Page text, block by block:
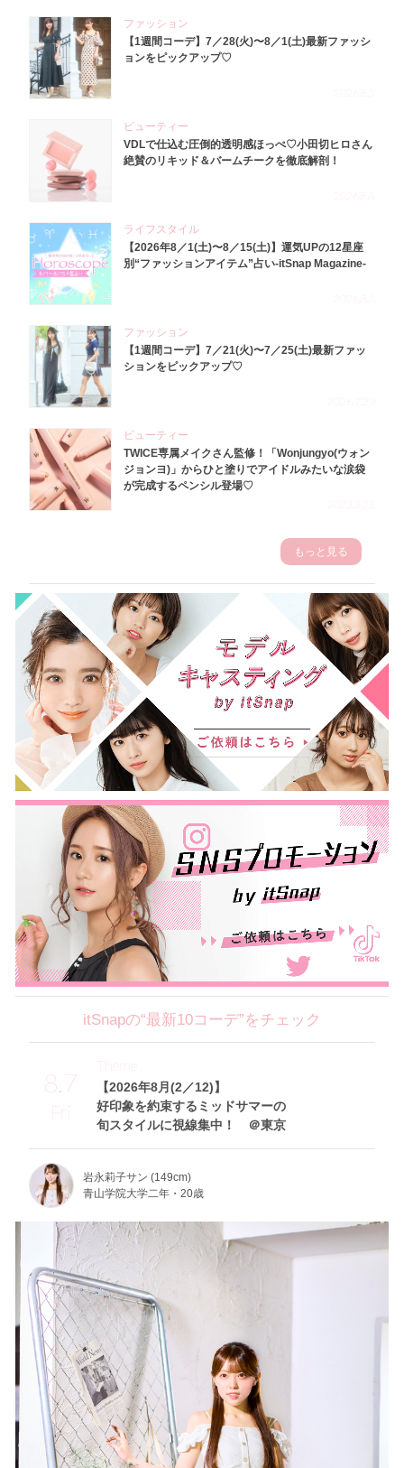
ファッション
【1週間コーデ】7／28(火)〜8／1(土)最新ファッシ
ョンをピックアップ♡
ビューティー
VDLで仕込む圧倒的透明感ほっぺ♡小田切ヒロさん
絶賛のリキッド＆バームチークを徹底解剖！
ライフスタイル
【2026年8／1(土)〜8／15(土)】運気UPの12星座
別“ファッションアイテム”占い-itSnap Magazine-
ファッション
【1週間コーデ】7／21(火)〜7／25(土)最新ファッ
ションをピックアップ♡
ビューティー
TWICE専属メイクさん監修！「Wonjungyo(ウォン
ジョンヨ)」からひと塗りでアイドルみたいな涙袋
が完成するペンシル登場♡
もっと見る
itSnapの“最新10コーデ”をチェック
8.7
Fri
【2026年8月(2／12)】
好印象を約束するミッドサマーの
旬スタイルに視線集中！ ＠東京
Theme
岩永莉子サン (149cm)
青山学院大学二年・20歳